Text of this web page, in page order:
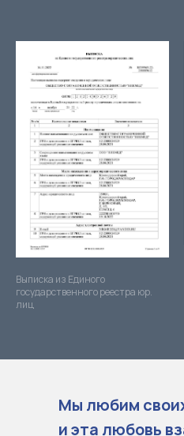
Выписка из Единого
государственного реестра юр.
лиц
Мы любим
и эта любовь